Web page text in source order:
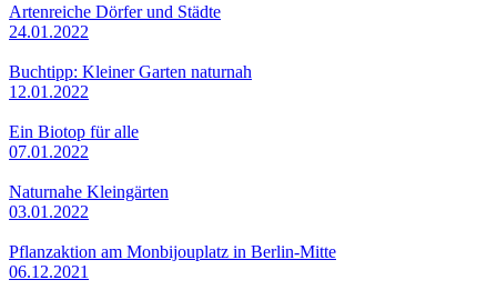
Artenreiche Dörfer und Städte
24.01.2022
Buchtipp: Kleiner Garten naturnah
12.01.2022
Ein Biotop für alle
07.01.2022
Naturnahe Kleingärten
03.01.2022
Pflanzaktion am Monbijouplatz in Berlin-Mitte
06.12.2021